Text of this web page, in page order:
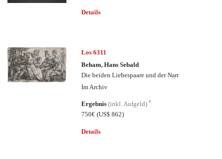
Details
Los 6311
Beham, Hans Sebald
Die beiden Liebespaare und der Narr
Im Archiv
Ergebnis(inkl. Aufgeld)*
750€(US$ 862)
Details